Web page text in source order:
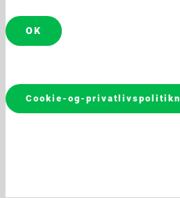
OK
Cookie-og-privatlivspolitikn